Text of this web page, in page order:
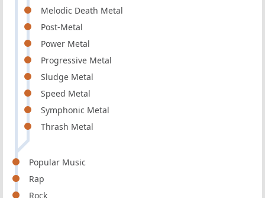
Melodic Death Metal
Post-Metal
Power Metal
Progressive Metal
Sludge Metal
Speed Metal
Symphonic Metal
Thrash Metal
Popular Music
Rap
Rock